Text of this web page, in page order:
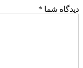
دیدگاه شما *